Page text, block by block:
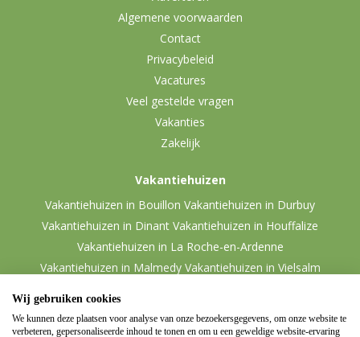
Algemene voorwaarden
Contact
Privacybeleid
Vacatures
Veel gestelde vragen
Vakanties
Zakelijk
Vakantiehuizen
Vakantiehuizen in Bouillon Vakantiehuizen in Durbuy
Vakantiehuizen in Dinant Vakantiehuizen in Houffalize
Vakantiehuizen in La Roche-en-Ardenne
Vakantiehuizen in Malmedy Vakantiehuizen in Vielsalm
Wij gebruiken cookies
We kunnen deze plaatsen voor analyse van onze bezoekersgegevens, om onze website te
verbeteren, gepersonaliseerde inhoud te tonen en om u een geweldige website-ervaring